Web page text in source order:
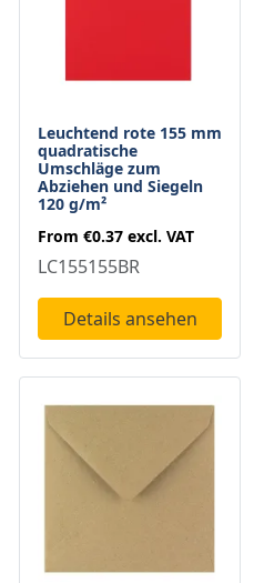
Leuchtend rote 155 mm
quadratische
Umschläge zum
Abziehen und Siegeln
120 g/m²
From €0.37 excl. VAT
LC155155BR
Details ansehen